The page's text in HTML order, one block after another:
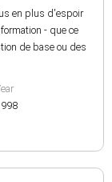
en plus d'espoir
- que ce
de base ou des